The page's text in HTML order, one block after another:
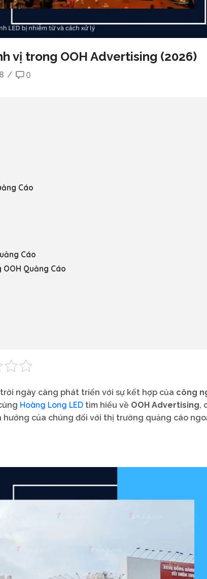
vị trong OOH Advertising (2026)
/ 0
Cáo
Cáo
Quảng Cáo
ngày càng phát triển với sự kết hợp của công
Hoàng Long LED tìm hiểu về OOH Advertising,
của chúng đối với thị trường quảng cáo